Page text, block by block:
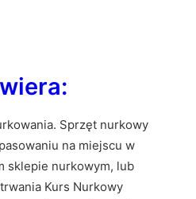
Sprzęt nurkowy
na miejscu w
sklepie nurkowym, lub
Kurs Nurkowy